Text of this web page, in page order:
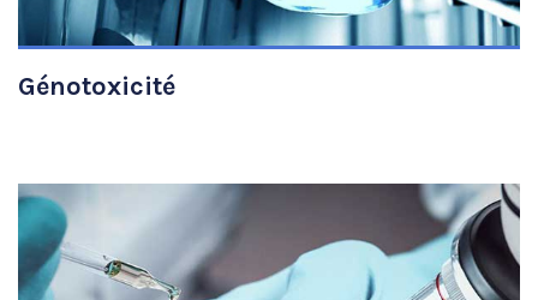
Génotoxicité